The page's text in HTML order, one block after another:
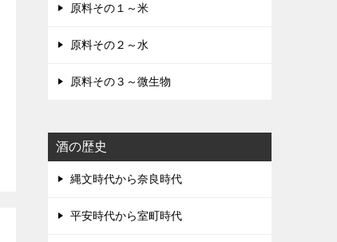
原料その１～米
原料その２～水
原料その３～微生物
酒の歴史
縄文時代から奈良時代
平安時代から室町時代